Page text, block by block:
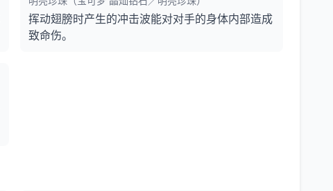
挥动翅膀时产生的冲击波能对对手的身体内部造成
致命伤。